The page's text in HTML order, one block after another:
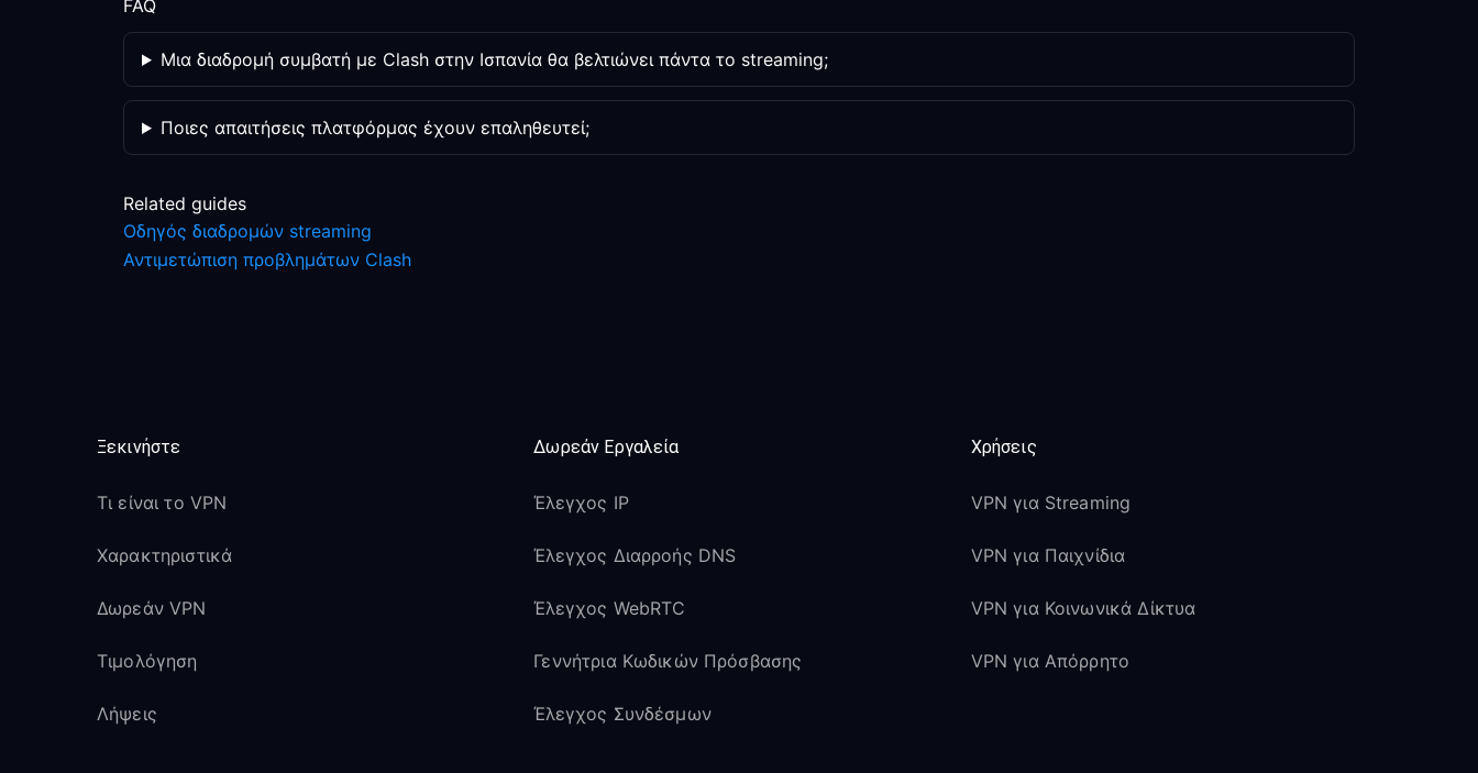
FAQ
Μια διαδρομή συμβατή με Clash στην Ισπανία θα βελτιώνει πάντα το streaming;
Ποιες απαιτήσεις πλατφόρμας έχουν επαληθευτεί;
Related guides
Οδηγός διαδρομών streaming
Αντιμετώπιση προβλημάτων Clash
Ξεκινήστε
Τι είναι το VPN
Χαρακτηριστικά
Δωρεάν VPN
Τιμολόγηση
Λήψεις
Δωρεάν Εργαλεία
Έλεγχος IP
Έλεγχος Διαρροής DNS
Έλεγχος WebRTC
Γεννήτρια Κωδικών Πρόσβασης
Έλεγχος Συνδέσμων
Χρήσεις
VPN για Streaming
VPN για Παιχνίδια
VPN για Κοινωνικά Δίκτυα
VPN για Απόρρητο